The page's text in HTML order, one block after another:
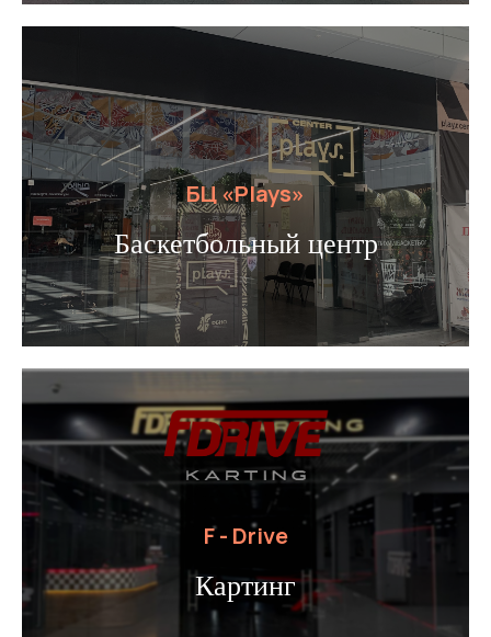
БЦ «Plays»
Баскетбольный центр
F - Drive
Картинг